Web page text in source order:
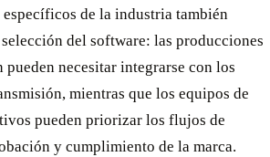
de la industria también
del software: las producciones
pueden necesitar integrarse con los
mientras que los equipos de
pueden priorizar los flujos de
y cumplimiento de la marca.